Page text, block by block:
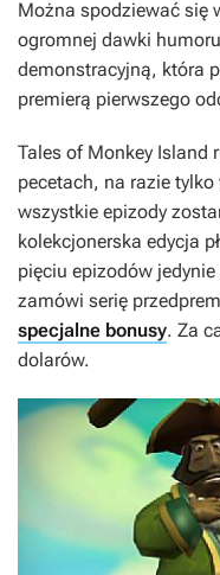
Można spodziewać się
ogromnej dawki
demonstracyjną, która
premierą pierwszego
Tales of Monkey Island
pecetach, na razie
wszystkie epizody
kolekcjonerska edycja
pięciu epizodów
zamówi serię
specjalne bonusy. Za
dolarów.